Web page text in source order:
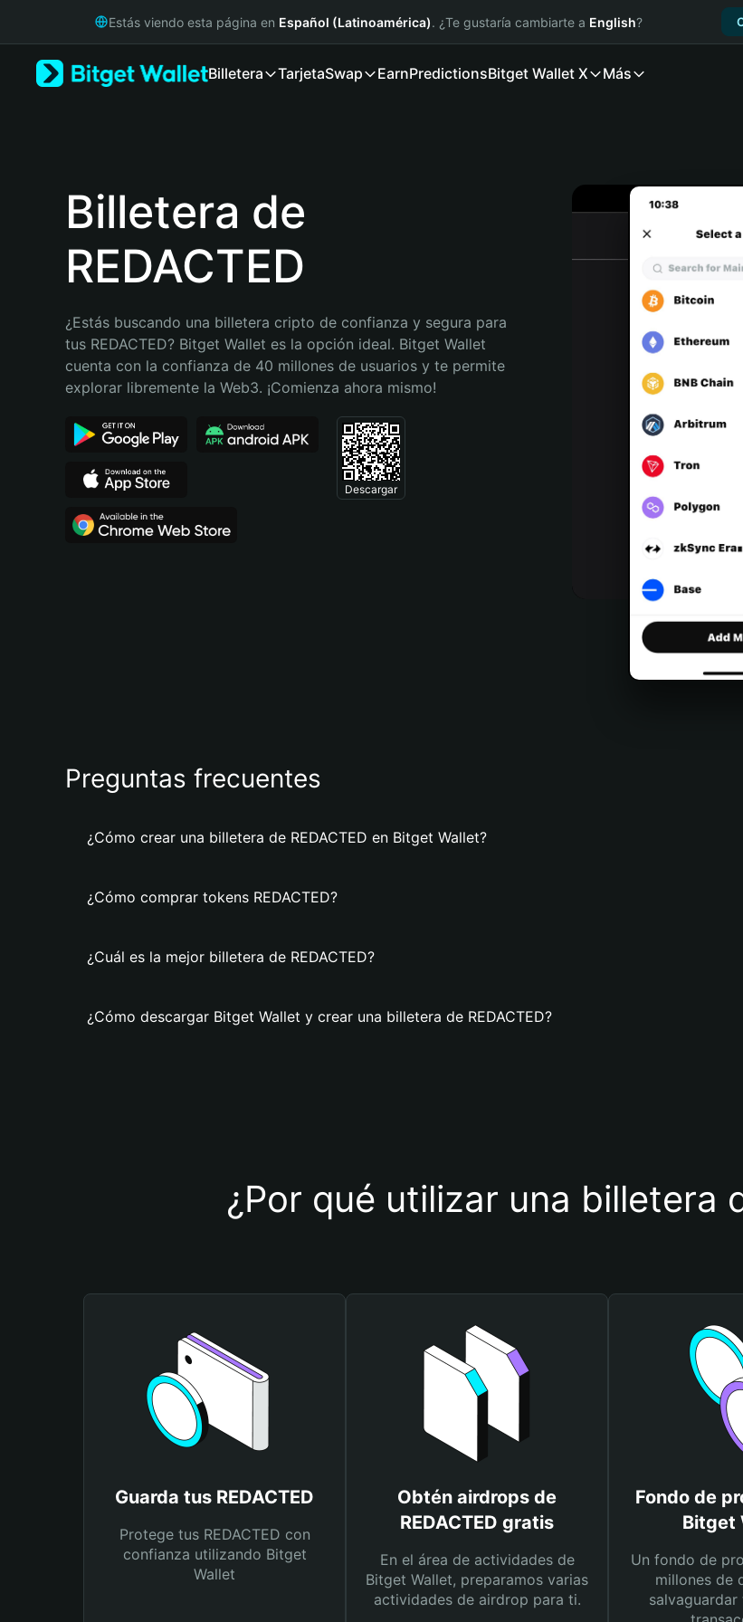
Русский
Português (Portugal)
Bahasa Indonesia
Português (Brasil)
Español (Argentina)
Estás viendo esta página en Español (Latinoamérica). ¿Te gustaría cambiarte a English?
Billetera TarjetaSwap EarnPredictionsBitget Wallet X Más
Billetera de
REDACTED
¿Estás buscando una billetera cripto de confianza y segura para
tus REDACTED? Bitget Wallet es la opción ideal. Bitget Wallet
cuenta con la confianza de 40 millones de usuarios y te permite
explorar libremente la Web3. ¡Comienza ahora mismo!
Descargar
Preguntas frecuentes
¿Cómo crear una billetera de REDACTED en Bitget Wallet?
¿Cómo comprar tokens REDACTED?
¿Cuál es la mejor billetera de REDACTED?
¿Cómo descargar Bitget Wallet y crear una billetera de REDACTED?
¿Por qué utilizar una billetera
Guarda tus REDACTED
Protege tus REDACTED con
confianza utilizando Bitget
Wallet
Obtén airdrops de
REDACTED gratis
En el área de actividades de
Bitget Wallet, preparamos varias
actividades de airdrop para ti.
Fondo de
Bitget
Un fondo de
millones de